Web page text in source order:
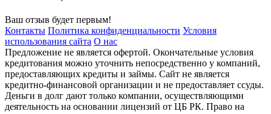
Ваш отзыв будет первым!
Контакты Политика конфиденциальности Условия
использования сайта О нас
Предложение не является офертой. Окончательные условия
кредитования можно уточнить непосредственно у компаний,
предоставляющих кредиты и займы. Сайт не является
кредитно-финансовой организации и не предоставляет ссуды.
Деньги в долг дают только компании, осуществляющими
деятельность на основании лицензий от ЦБ РК. Право на